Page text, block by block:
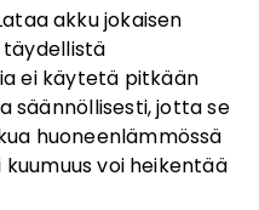
akku jokaisen
täydellistä
ei käytetä pitkään
säännöllisesti, jotta se
huoneenlämmössä
voi heikentää